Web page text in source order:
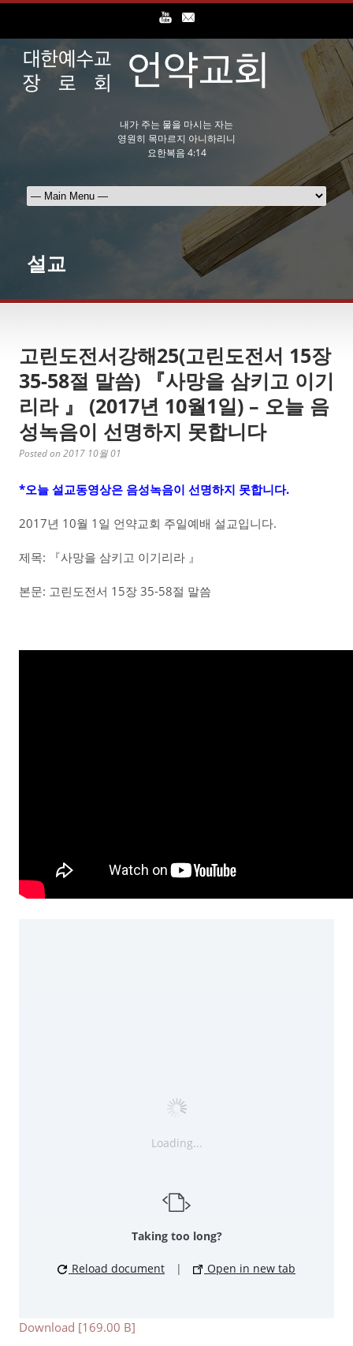
내가 주는 물을 마시는 자는
영원히 목마르지 아니하리니
요한복음 4:14
설교
고린도전서강해25(고린도전서 15장
35-58절 말씀) 『사망을 삼키고 이기
리라 』 (2017년 10월1일) – 오늘 음
성녹음이 선명하지 못합니다
Posted on 2017 10월 01
*오늘 설교동영상은 음성녹음이 선명하지 못합니다.
2017년 10월 1일 언약교회 주일예배 설교입니다.
제목: 『사망을 삼키고 이기리라 』
본문: 고린도전서 15장 35-58절 말씀
Loading...
Taking too long?
Reload document | Open in new tab
Download [169.00 B]